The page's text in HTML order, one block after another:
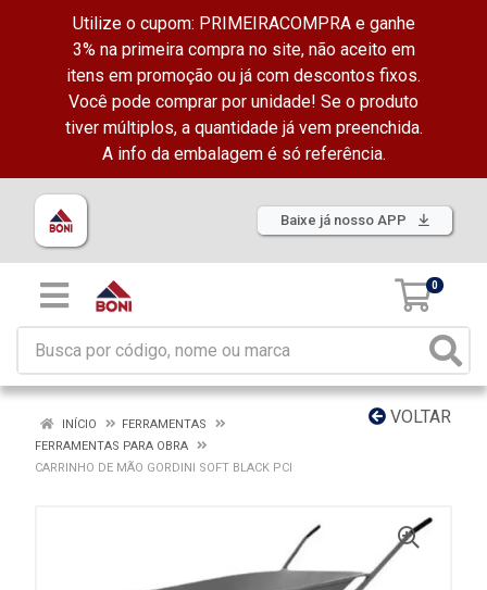
Utilize o cupom: PRIMEIRACOMPRA e ganhe
3% na primeira compra no site, não aceito em
itens em promoção ou já com descontos fixos.
Você pode comprar por unidade! Se o produto
tiver múltiplos, a quantidade já vem preenchida.
A info da embalagem é só referência.
Baixe já nosso APP
0
VOLTAR
INÍCIO
FERRAMENTAS
FERRAMENTAS PARA OBRA
CARRINHO DE MÃO GORDINI SOFT BLACK PCI